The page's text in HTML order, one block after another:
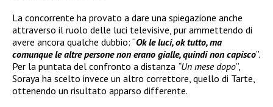
La concorrente ha provato a dare una spiegazione anche
attraverso il ruolo delle luci televisive, pur ammettendo di
avere ancora qualche dubbio: “Ok le luci, ok tutto, ma
comunque le altre persone non erano gialle, quindi non capisco”.
Per la puntata del confronto a distanza “Un mese dopo”,
Soraya ha scelto invece un altro correttore, quello di Tarte,
ottenendo un risultato apparso differente.